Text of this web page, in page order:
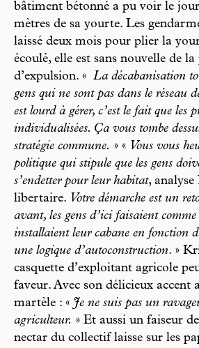
bâtiment bétonné a pu voir le
mètres de sa yourte. Les
laissé deux mois pour plier la
écoulé, elle est sans nouvelle de
d’expulsion. « La décabanisation
gens qui ne sont pas dans le réseau
est lourd à gérer, c’est le fait que les
individualisées. Ça vous tombe
stratégie commune. » « Vous vous
politique qui stipule que les gens
s’endetter pour leur habitat,
libertaire. Votre démarche est un
avant, les gens d’ici faisaient
installaient leur cabane en fonction
une logique d’autoconstruction. »
casquette d’exploitant agricole
faveur. Avec son délicieux accent
martèle : « Je ne suis pas un
agriculteur. » Et aussi un faiseur
nectar du collectif laisse sur les